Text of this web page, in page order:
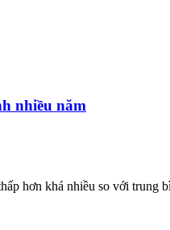
nhiều năm
hơn khá nhiều so với trung